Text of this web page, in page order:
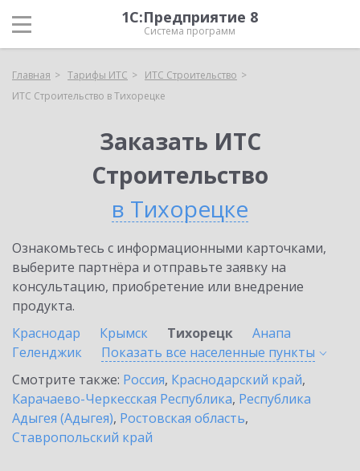
1С:Предприятие 8
Система программ
Главная Тарифы ИТС
ИТС Строительство
ИТС Строительство в Тихорецке
Заказать ИТС
Строительство
в Тихорецке
Ознакомьтесь с информационными карточками,
выберите партнёра и отправьте заявку на
консультацию, приобретение или внедрение
продукта.
Краснодар
Крымск Тихорецк
Анапа
Геленджик
Показать все населенные пункты
Смотрите также: Россия, Краснодарский край,
Карачаево-Черкесская Республика, Республика
Адыгея (Адыгея), Ростовская область,
Ставропольский край